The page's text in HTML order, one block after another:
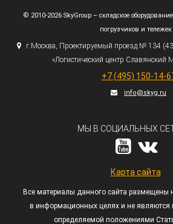
© 2010-2026 SkyGroup – складское
погрузчиков и тележек
г.Москва, Проектируемый проезд № 134 (43
«Логистический центр Славянский
+7 (495) 150-14-
info@skyg.ru
МЫ В СОЦИАЛЬНЫХ
Карта сайта
Все материалы данного сайта размещены
в информационных целях и не являются
определяемой положениями